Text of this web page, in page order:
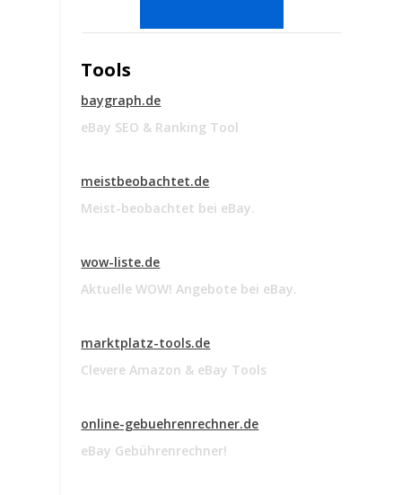
Tools
baygraph.de
eBay SEO & Ranking Tool
meistbeobachtet.de
Meist-beobachtet bei eBay.
wow-liste.de
Aktuelle WOW! Angebote bei eBay.
marktplatz-tools.de
Clevere Amazon & eBay Tools
online-gebuehrenrechner.de
eBay Gebührenrechner!